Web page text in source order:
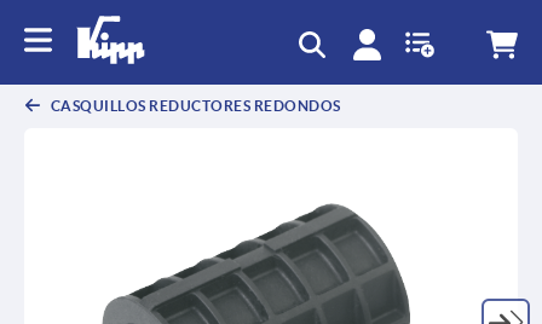
CASQUILLOS REDUCTORES REDONDOS